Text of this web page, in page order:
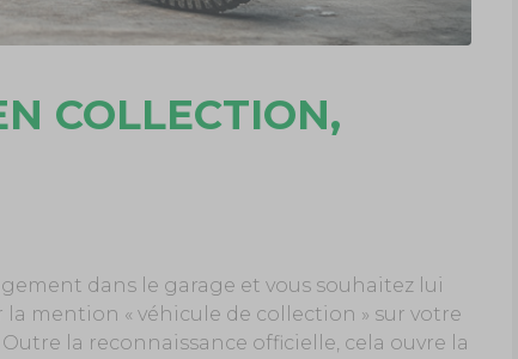
COLLECTION,
dans le garage et vous souhaitez lui
mention « véhicule de collection » sur votre
la reconnaissance officielle, cela ouvre la